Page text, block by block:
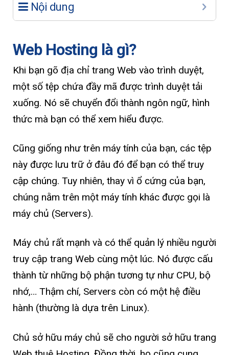
Nội dung
Web Hosting là gì?
Khi bạn gõ địa chỉ trang Web vào trình duyệt,
một số tệp chứa đầy mã được trình duyệt tải
xuống. Nó sẽ chuyển đổi thành ngôn ngữ, hình
thức mà bạn có thể xem hiểu được.
Cũng giống như trên máy tính của bạn, các tệp
này được lưu trữ ở đâu đó để bạn có thể truy
cập chúng. Tuy nhiên, thay vì ổ cứng của bạn,
chúng nằm trên một máy tính khác được gọi là
máy chủ (Servers).
Máy chủ rất mạnh và có thể quản lý nhiều người
truy cập trang Web cùng một lúc. Nó được cấu
thành từ những bộ phận tương tự như CPU, bộ
nhớ,… Thậm chí, Servers còn có một hệ điều
hành (thường là dựa trên Linux).
Chủ sở hữu máy chủ sẽ cho người sở hữu trang